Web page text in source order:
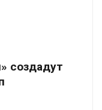
создадут